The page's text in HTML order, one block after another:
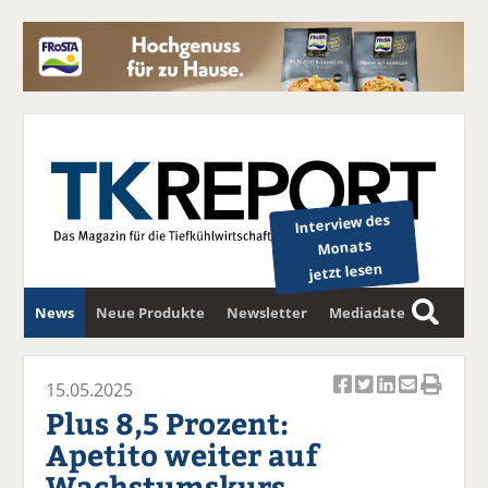
Interview des
Monats
jetzt lesen
News Neue Produkte Newsletter Mediadaten
S
u
c
15.05.2025
Plus 8,5 Prozent:
Apetito weiter auf